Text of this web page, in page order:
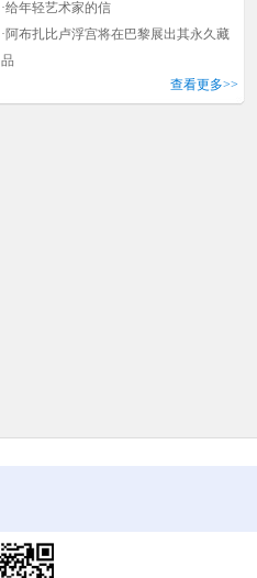
·给年轻艺术家的信
·阿布扎比卢浮宫将在巴黎展出其永久藏
品
查看更多>>